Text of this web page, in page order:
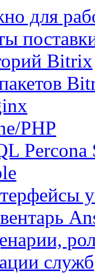
для
Bitrix
PHP
Percona
служб